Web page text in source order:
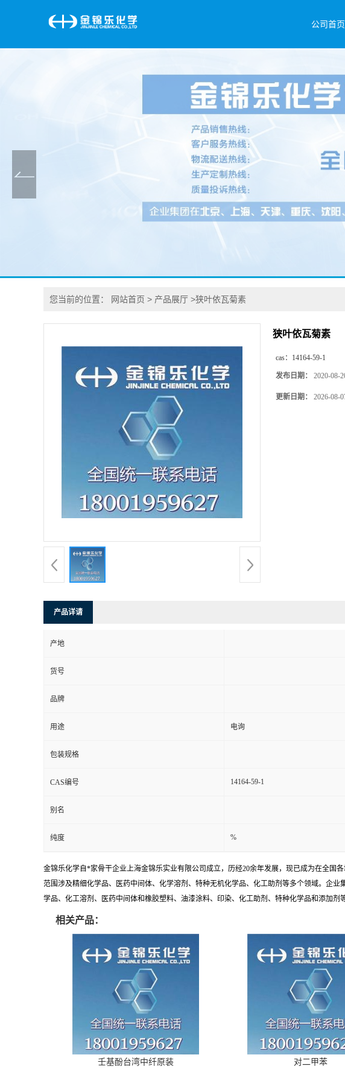
公司首页
您当前的位置： 网站首页 > 产品展厅 >狭叶依瓦菊素
狭叶依瓦菊素
cas： 14164-59-1
发布日期： 2020-08-
更新日期： 2026-08-
产品详请
产地
货号
品牌
用途 电询
包装规格
CAS编号 14164-59-1
别名
纯度 %
金锦乐化学自*家骨干企业上海金锦乐实业有限公司成立，历经20余年发展，现已成为在全国
范围涉及精细化学品、医药中间体、化学溶剂、特种无机化学品、化工助剂等多个领域。企
学品、化工溶剂、医药中间体和橡胶塑料、油漆涂料、印染、化工助剂、特种化学品和添加剂
相关产品：
壬基酚台湾中纤原装 对二甲苯